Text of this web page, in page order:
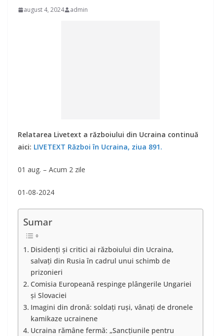
august 4, 2024 admin
Relatarea Livetext a războiului din Ucraina continuă
aici: LIVETEXT Război în Ucraina, ziua 891.
01 aug. – Acum 2 zile
01-08-2024
Sumar
Disidenți și critici ai războiului din Ucraina,
salvați din Rusia în cadrul unui schimb de
prizonieri
Comisia Europeană respinge plângerile Ungariei
și Slovaciei
Imagini din dronă: soldați ruși, vânați de dronele
kamikaze ucrainene
Ucraina rămâne fermă: „Sancţiunile pentru